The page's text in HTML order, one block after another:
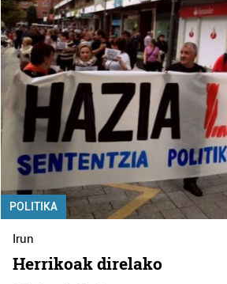
POLITIKA
Irun
Herrikoak direlako